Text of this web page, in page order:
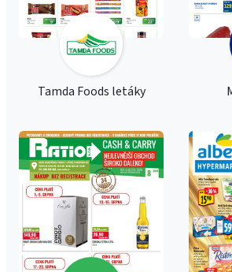
Tamda Foods letáky